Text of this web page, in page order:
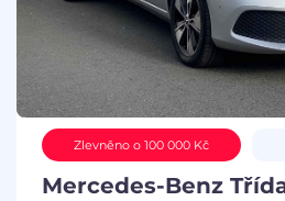
Zlevněno o 100 000 Kč
Mercedes-Benz